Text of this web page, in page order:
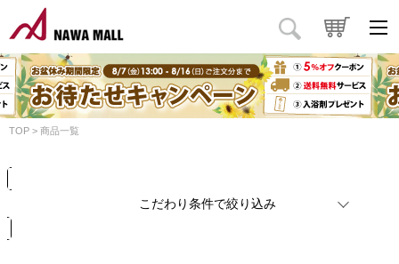
TOP 商品一覧
こだわり条件で絞り込み
商品タイプ
価格 円～ 円
カラー